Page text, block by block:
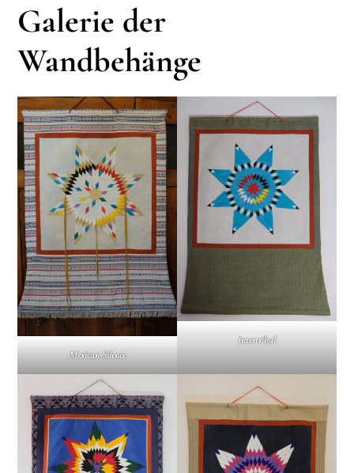
Galerie der
Wandbehänge
Mexican Silence
Intertribal